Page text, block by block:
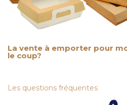
La vente à emporter pour
le coup?
Les questions fréquentes